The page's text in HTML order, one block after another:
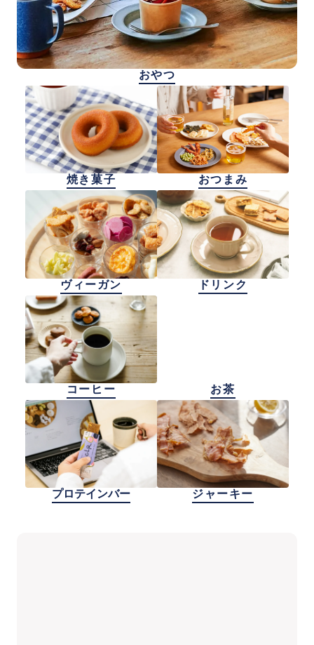
おやつ
焼き菓子 おつまみ
ヴィーガン ドリンク
コーヒー お茶
プロテインバー ジャーキー